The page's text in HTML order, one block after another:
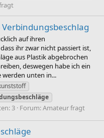
auf ihren
ihr zwar nicht passiert ist,
aus Plastik abgebrochen
deswegen habe ich ein
werden unten in...
3 Forum:Amateur fragt